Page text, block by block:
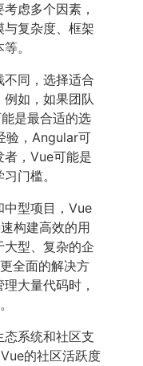
虑多个因素，
复杂度、框架
。
同，选择适合
如，如果团队
是最合适的选
验，Angular可
，Vue可能是
门槛。
中型项目，Vue
构建高效的用
大型、复杂的企
全面的解决方
大量代码时，
系统和社区支
的社区活跃度